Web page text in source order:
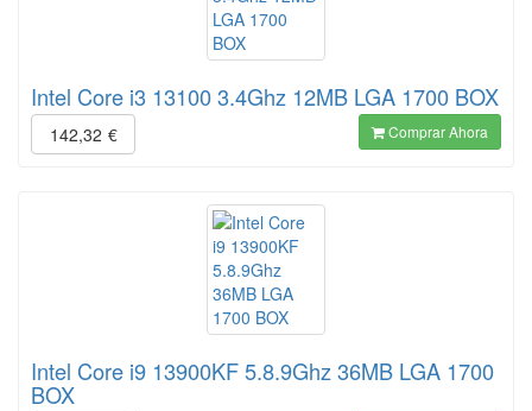
Intel Core i3 13100 3.4Ghz 12MB LGA 1700 BOX
142,32 € Comprar Ahora
Intel Core i9 13900KF 5.8.9Ghz 36MB LGA 1700
BOX